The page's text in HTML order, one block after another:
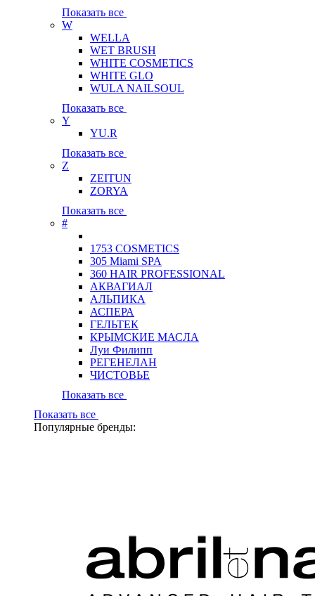
Показать все
W
WELLA
WET BRUSH
WHITE COSMETICS
WHITE GLO
WULA NAILSOUL
Показать все
Y
YU.R
Показать все
Z
ZEITUN
ZORYA
Показать все
#
1753 COSMETICS
305 Miami SPA
360 HAIR PROFESSIONAL
АКВАГИАЛ
АЛЬПИКА
АСПЕРА
ГЕЛЬТЕК
КРЫМСКИЕ МАСЛА
Луи Филипп
РЕГЕНЕЛАН
ЧИСТОВЬЕ
Показать все
Показать все
Популярные бренды: